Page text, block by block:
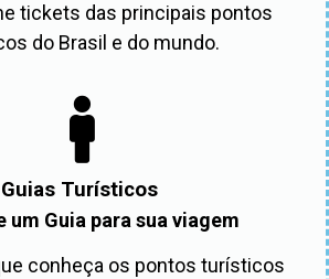
tickets das principais pontos
do Brasil e do mundo.
Guias Turísticos
um Guia para sua viagem
conheça os pontos turísticos